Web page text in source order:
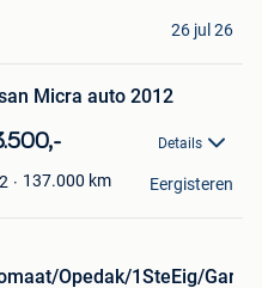
26 jul 26
Nissan Micra auto 2012
Details
137.000 km Eergisteren
Opedak/1SteEig/